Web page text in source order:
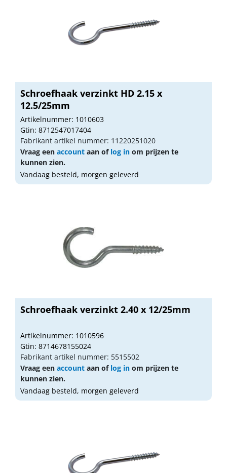
Schroefhaak verzinkt HD 2.15 x
12.5/25mm
Artikelnummer: 1010603
Gtin: 8712547017404
Fabrikant artikel nummer: 11220251020
Vraag een account aan of log in om prijzen te
kunnen zien.
Vandaag besteld, morgen geleverd
Schroefhaak verzinkt 2.40 x 12/25mm
Artikelnummer: 1010596
Gtin: 8714678155024
Fabrikant artikel nummer: 5515502
Vraag een account aan of log in om prijzen te
kunnen zien.
Vandaag besteld, morgen geleverd